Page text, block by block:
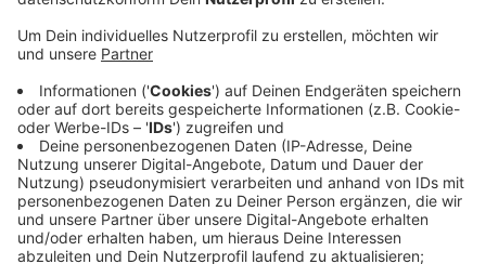
Warum der Zug den Mann erfasste, ist noch völlig
ungeklärt, sagte uns die Bundespolizei in Sankt
Augustin. Der Mann wurde schwer am Kopf verletzt, er
kam mit lebensgefährlichen Verletzungen in die
Bonner Uniklink. Mehrere Reisende wurden Zeugen des
Unglücks. Während der Rettungseinsatzes konnten
keine Züge in den Bonner Hauptbahnhof einfahren. Es